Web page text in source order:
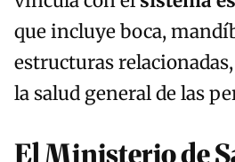
que incluye boca,
estructuras
la salud general de las
El Ministerio de